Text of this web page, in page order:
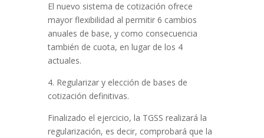
El nuevo sistema de cotización ofrece
mayor flexibilidad al permitir 6 cambios
anuales de base, y como consecuencia
también de cuota, en lugar de los 4
actuales.
4. Regularizar y elección de bases de
cotización definitivas.
Finalizado el ejercicio, la TGSS realizará la
regularización, es decir, comprobará que la